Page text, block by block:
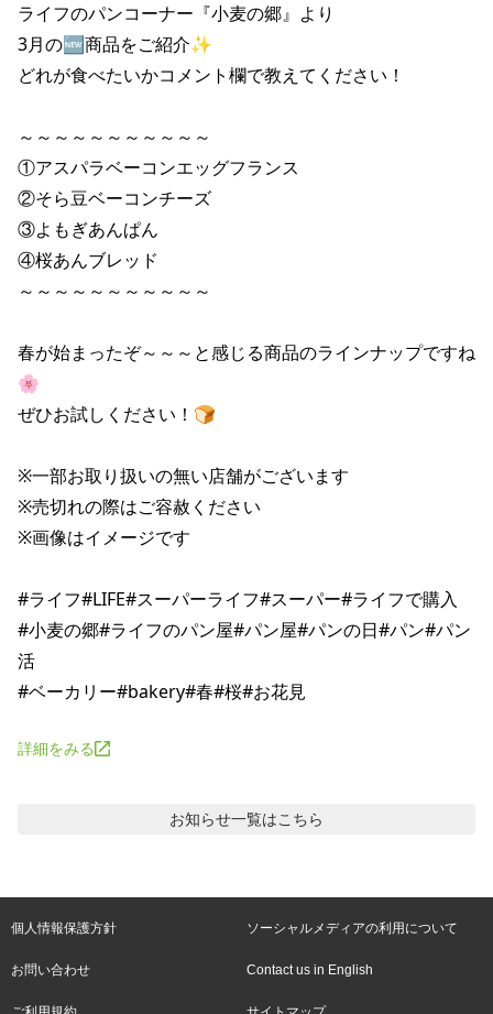
ライフのパンコーナー『小麦の郷』より
3月の🆕商品をご紹介✨
どれが食べたいかコメント欄で教えてください！
～～～～～～～～～～～
①アスパラベーコンエッグフランス
②そら豆ベーコンチーズ
③よもぎあんぱん
④桜あんブレッド
～～～～～～～～～～～
春が始まったぞ～～～と感じる商品のラインナップですね
🌸
ぜひお試しください！🍞
※一部お取り扱いの無い店舗がございます
※売切れの際はご容赦ください
※画像はイメージです
#ライフ#LIFE#スーパーライフ#スーパー#ライフで購入
#小麦の郷#ライフのパン屋#パン屋#パンの日#パン#パン
活
詳細をみる
お知らせ一覧はこちら
個人情報保護方針 ソーシャルメディアの利用について
お問い合わせ Contact us in English